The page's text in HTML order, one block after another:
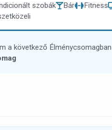
szobák
Bár Fitness
a következő